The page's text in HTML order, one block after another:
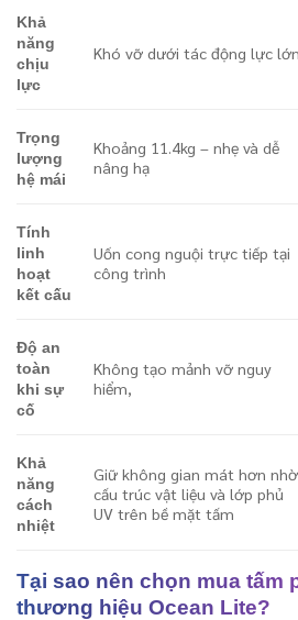
Khả
năng
chịu
lực
Khó vỡ dưới tác động lực lớn
Trọng
lượng
hệ mái
Khoảng 11.4kg – nhẹ và dễ
nâng hạ
Tính
linh
hoạt
kết cấu
Uốn cong nguội trực tiếp tại
công trình
Độ an
toàn
khi sự
cố
Không tạo mảnh vỡ nguy
hiểm,
Khả
năng
cách
nhiệt
Giữ không gian mát hơn nhờ
cấu trúc vật liệu và lớp phủ
UV trên bề mặt tấm
Tại sao nên chọn mua tấm
thương hiệu Ocean Lite?